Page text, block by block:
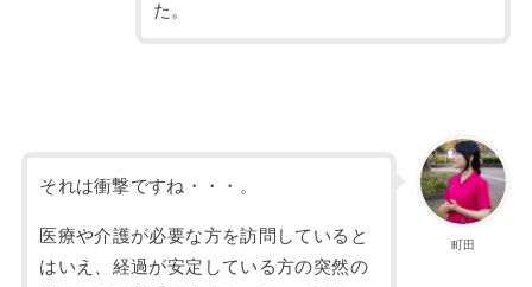
た。
町田
それは衝撃ですね・・・。
医療や介護が必要な方を訪問していると
はいえ、経過が安定している方の突然の